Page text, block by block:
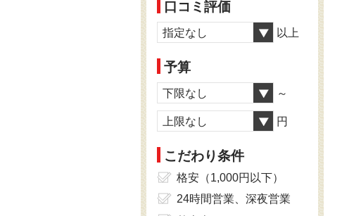
口コミ評価
指定なし 以上
予算
下限なし ～
上限なし 円
こだわり条件
格安（1,000円以下）
24時間営業、深夜営業